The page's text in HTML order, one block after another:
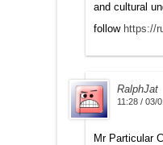
and cultural
follow https://
RalphJat
11:28 / 03/
Mr Particular